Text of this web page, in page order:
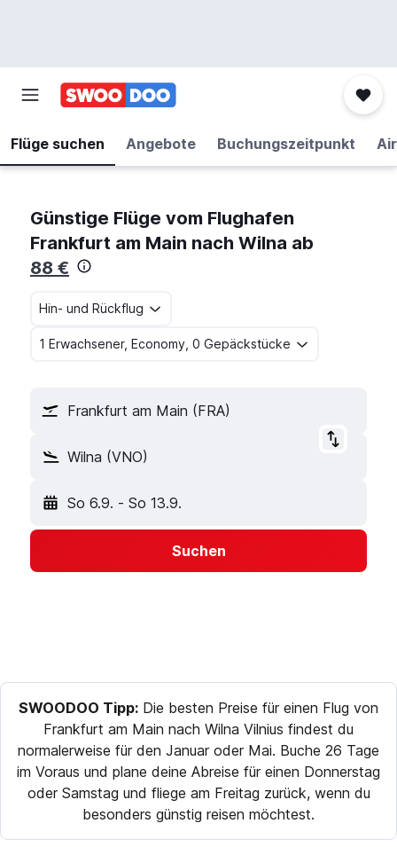
Flüge suchen Angebote Buchungszeitpunkt
Günstige Flüge vom Flughafen
Frankfurt am Main nach Wilna ab
88 €
Hin- und Rückflug
1 Erwachsener, Economy, 0 Gepäckstücke
Frankfurt am Main (FRA)
Wilna (VNO)
So 6.9. - So 13.9.
Suchen
SWOODOO Tipp: Die besten Preise für einen Flug von
Frankfurt am Main nach Wilna Vilnius findest du
normalerweise für den Januar oder Mai. Buche 26 Tage
im Voraus und plane deine Abreise für einen Donnerstag
oder Samstag und fliege am Freitag zurück, wenn du
besonders günstig reisen möchtest.